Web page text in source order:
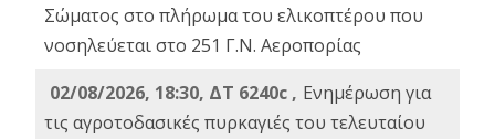
Σώματος στο πλήρωμα του ελικοπτέρου που
νοσηλεύεται στο 251 Γ.Ν. Αεροπορίας
02/08/2026, 18:30, ΔΤ 6240c , Ενημέρωση για
τις αγροτοδασικές πυρκαγιές του τελευταίου